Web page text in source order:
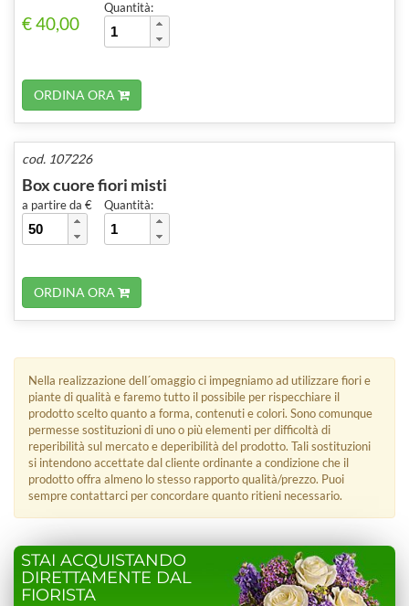
€ 40,00
Quantità:
ORDINA ORA
cod. 107226
Box cuore fiori misti
a partire da € Quantità:
ORDINA ORA
Nella realizzazione dell´omaggio ci impegniamo ad utilizzare fiori e
piante di qualità e faremo tutto il possibile per rispecchiare il
prodotto scelto quanto a forma, contenuti e colori. Sono comunque
permesse sostituzioni di uno o più elementi per difficoltà di
reperibilità sul mercato e deperibilità del prodotto. Tali sostituzioni
si intendono accettate dal cliente ordinante a condizione che il
prodotto offra almeno lo stesso rapporto qualità/prezzo. Puoi
sempre contattarci per concordare quanto ritieni necessario.
STAI ACQUISTANDO
DIRETTAMENTE DAL
FIORISTA